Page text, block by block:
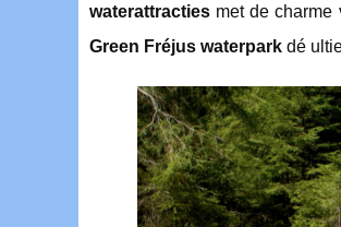
waterattracties met de charme
Green Fréjus waterpark dé